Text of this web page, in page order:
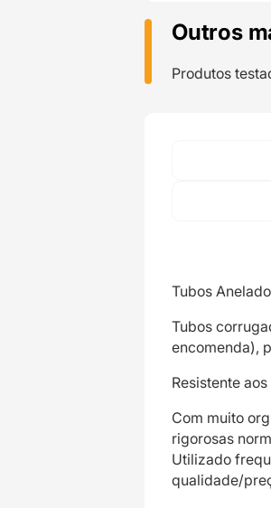
Outros
Produtos
Tubos
Tubos
encomenda),
Resistente
Com muito
rigorosas
Utilizado
qualidade/